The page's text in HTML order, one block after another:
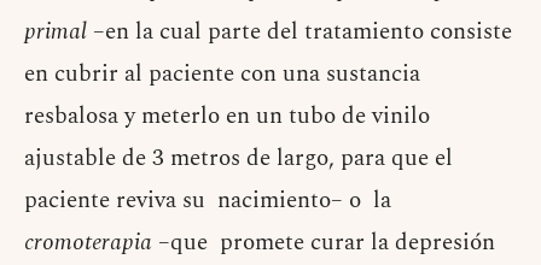
primal –en la cual parte del tratamiento consiste
en cubrir al paciente con una sustancia
resbalosa y meterlo en un tubo de vinilo
ajustable de 3 metros de largo, para que el
paciente reviva su nacimiento– o la
cromoterapia –que promete curar la depresión